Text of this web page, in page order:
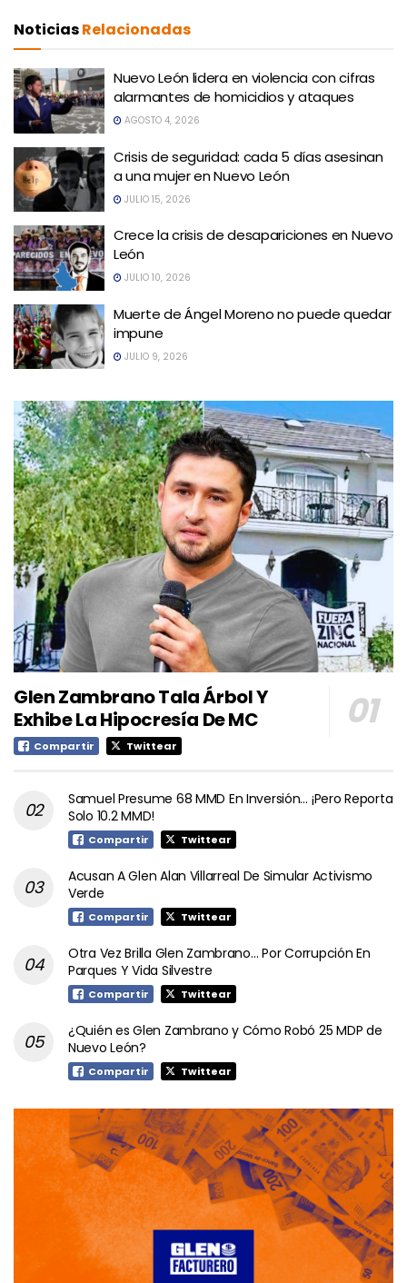
NoticiasRelacionadas
Nuevo León lidera en violencia con cifras
alarmantes de homicidios y ataques
AGOSTO 4, 2026
Crisis de seguridad: cada 5 días asesinan
a una mujer en Nuevo León
JULIO 15, 2026
Crece la crisis de desapariciones en Nuevo
León
JULIO 10, 2026
Muerte de Ángel Moreno no puede quedar
impune
JULIO 9, 2026
Glen Zambrano Tala Árbol Y
Exhibe La Hipocresía De MC
Compartir Twittear
Samuel Presume 68 MMD En Inversión… ¡Pero Reporta
Solo 10.2 MMD!
Compartir Twittear
Acusan A Glen Alan Villarreal De Simular Activismo
Verde
Compartir Twittear
Otra Vez Brilla Glen Zambrano… Por Corrupción En
Parques Y Vida Silvestre
Compartir Twittear
¿Quién es Glen Zambrano y Cómo Robó 25 MDP de
Nuevo León?
Compartir Twittear